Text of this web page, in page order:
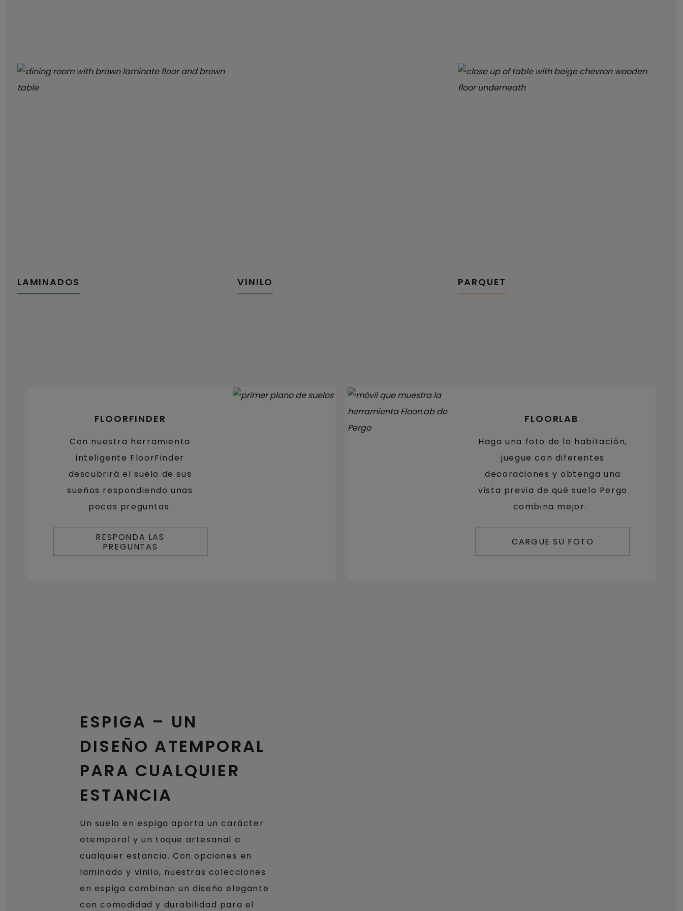
LAMINADOS VINILO PARQUET
FLOORFINDER
Con nuestra herramienta
inteligente FloorFinder
descubrirá el suelo de sus
sueños respondiendo unas
pocas preguntas.
RESPONDA LAS
PREGUNTAS
FLOORLAB
Haga una foto de la habitación,
juegue con diferentes
decoraciones y obtenga una
vista previa de qué suelo Pergo
combina mejor.
CARGUE SU FOTO
ESPIGA – UN
DISEÑO ATEMPORAL
PARA CUALQUIER
ESTANCIA
Un suelo en espiga aporta un carácter
atemporal y un toque artesanal a
cualquier estancia. Con opciones en
laminado y vinilo, nuestras colecciones
en espiga combinan un diseño elegante
con comodidad y durabilidad para el